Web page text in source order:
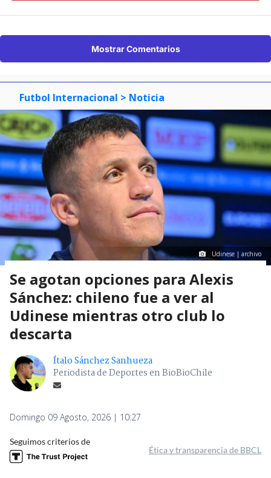
Mostrar Comentarios
Futbol Internacional > Noticia
Udinese | archivo
Se agotan opciones para Alexis
Sánchez: chileno fue a ver al
Udinese mientras otro club lo
descarta
Ítalo Sánchez Sanhueza
Periodista de Deportes en BioBioChile
Domingo 09 Agosto, 2026 | 10:27
Seguimos criterios de
Ética y transparencia de BBCL